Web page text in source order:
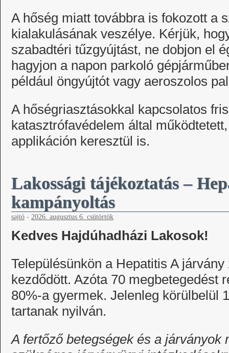
A hőség miatt továbbra is fokozott a
kialakulásának veszélye. Kérjük,
szabadtéri tűzgyújtást, ne dobjon el
hagyjon a napon parkoló
például öngyújtót vagy aeroszolos
A hőségriasztásokkal kapcsolatos
katasztrófavédelem által
applikáción keresztül is.
Lakossági tájékoztatás –
kampányoltás
sajtó - 2026. augusztus 6. csütörtök
Kedves Hajdúhadházi Lakosok!
Településünkön a Hepatitis A
kezdődött. Azóta 70 megbetegedést
80%-a gyermek. Jelenleg körülbelül
tartanak nyilván.
A fertőző betegségek és a járványok